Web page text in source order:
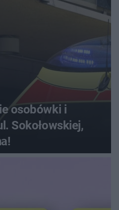
osobówki i
Sokołowskiej,